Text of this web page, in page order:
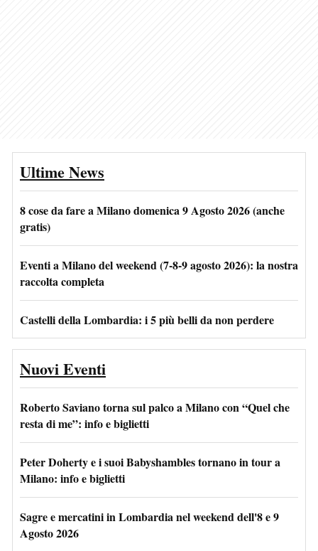
Ultime News
8 cose da fare a Milano domenica 9 Agosto 2026 (anche
gratis)
Eventi a Milano del weekend (7-8-9 agosto 2026): la nostra
raccolta completa
Castelli della Lombardia: i 5 più belli da non perdere
Nuovi Eventi
Roberto Saviano torna sul palco a Milano con “Quel che
resta di me”: info e biglietti
Peter Doherty e i suoi Babyshambles tornano in tour a
Milano: info e biglietti
Sagre e mercatini in Lombardia nel weekend dell'8 e 9
Agosto 2026